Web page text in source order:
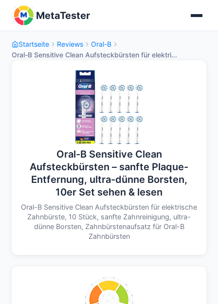
MetaTester
Startseite Reviews
Oral-B
Oral-B Sensitive Clean Aufsteckbürsten für elektri...
Oral-B Sensitive Clean
Aufsteckbürsten – sanfte Plaque-
Entfernung, ultra-dünne Borsten,
10er Set sehen & lesen
Oral-B Sensitive Clean Aufsteckbürsten für elektrische
Zahnbürste, 10 Stück, sanfte Zahnreinigung, ultra-
dünne Borsten, Zahnbürstenaufsatz für Oral-B
Zahnbürsten